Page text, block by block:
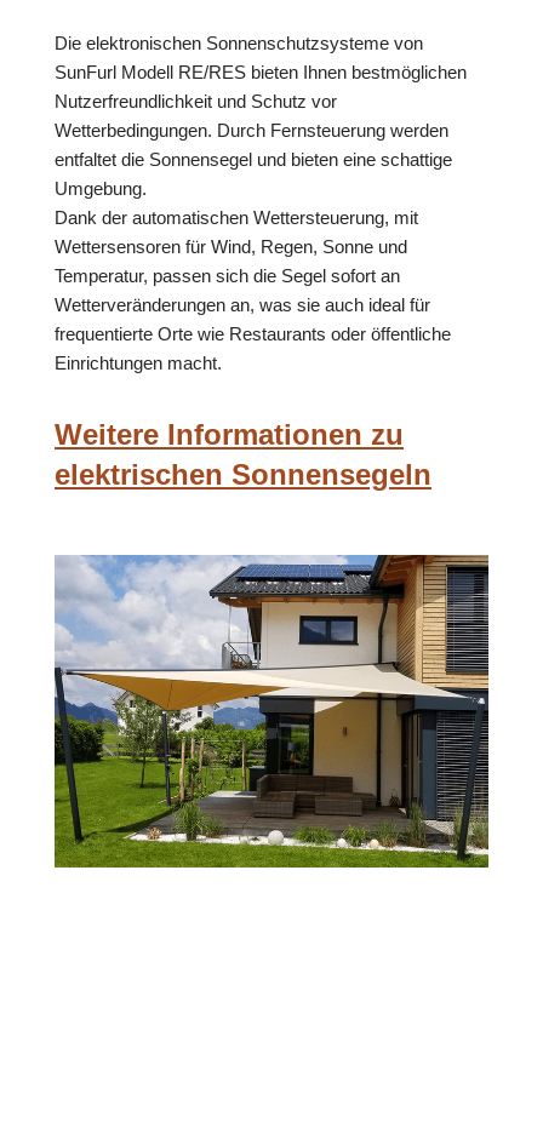
Die elektronischen Sonnenschutzsysteme von
SunFurl Modell RE/RES bieten Ihnen bestmöglichen
Nutzerfreundlichkeit und Schutz vor
Wetterbedingungen. Durch Fernsteuerung werden
entfaltet die Sonnensegel und bieten eine schattige
Umgebung.
Dank der automatischen Wettersteuerung, mit
Wettersensoren für Wind, Regen, Sonne und
Temperatur, passen sich die Segel sofort an
Wetterveränderungen an, was sie auch ideal für
frequentierte Orte wie Restaurants oder öffentliche
Einrichtungen macht.
Weitere Informationen zu
elektrischen Sonnensegeln